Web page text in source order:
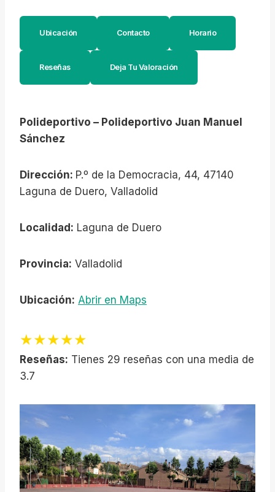
Ubicación Contacto Horario
Reseñas Deja Tu Valoración
Polideportivo – Polideportivo Juan Manuel
Sánchez
Dirección: P.º de la Democracia, 44, 47140
Laguna de Duero, Valladolid
Localidad: Laguna de Duero
Provincia: Valladolid
Ubicación: Abrir en Maps
★★★★★
Reseñas: Tienes 29 reseñas con una media de
3.7